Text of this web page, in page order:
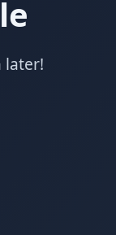
later!